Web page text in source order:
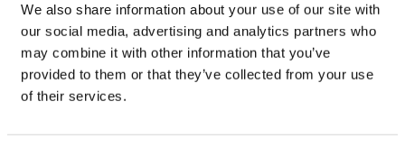
We also share information about your use of our site with
our social media, advertising and analytics partners who
may combine it with other information that you’ve
provided to them or that they’ve collected from your use
of their services.
Trapgat maken
Houten vloer
Betonnen vloer
Staalconstructie